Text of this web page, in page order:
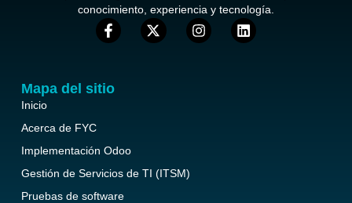
conocimiento, experiencia y tecnología.
Mapa del sitio
Inicio
Acerca de FYC
Implementación Odoo
Gestión de Servicios de TI (ITSM)
Pruebas de software